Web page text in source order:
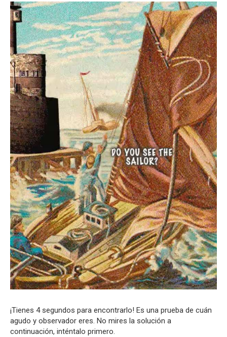
¡Tienes 4 segundos para encontrarlo! Es una prueba de cuán
agudo y observador eres. No mires la solución a
continuación, inténtalo primero.